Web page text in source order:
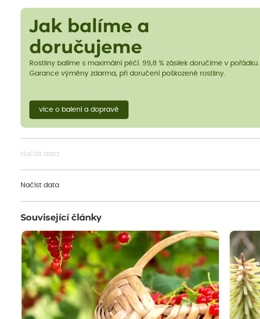
Jak balíme a
doručujeme
Rostliny balíme s maximální péčí. 99,8 % zásilek doručíme v pořádku.
Garance výměny zdarma, při doručení poškozené rostliny.
více o balení a dopravě
Načíst data
Načíst data
Související články